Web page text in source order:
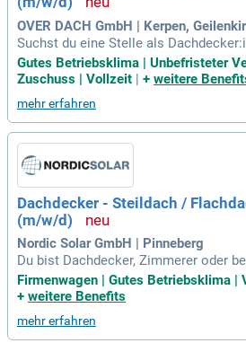
OVER DACH GmbH | Kerpen,
Suchst du eine Stelle als
achdachbereich? Bei uns arbeitest du
ilorientiert in einem kollegialen Team.
elastbarkeit. Wir bieten dir ein faires
ches Gehalt, sowie einen
tzlich erhältst du 30 Tage Urlaub und
sten und Arbeitsmaterialien.
edingungen dank langfristiger
de ständige Wechsel!
Gutes Betriebsklima | Unbefristeter
Zuschuss | Vollzeit | + weitere
mehr erfahren
Dachdecker - Steildach /
(m/w/d)
Nordic Solar GmbH | Pinneberg
Du bist Dachdecker, Zimmerer oder
re Qualifikation? Dann bist du bei uns
rkliches Geschick und
uf Deutsch (mindestens C1) und
Firmenwagen | Gutes Betriebsklima |
+ weitere Benefits
mehr erfahren